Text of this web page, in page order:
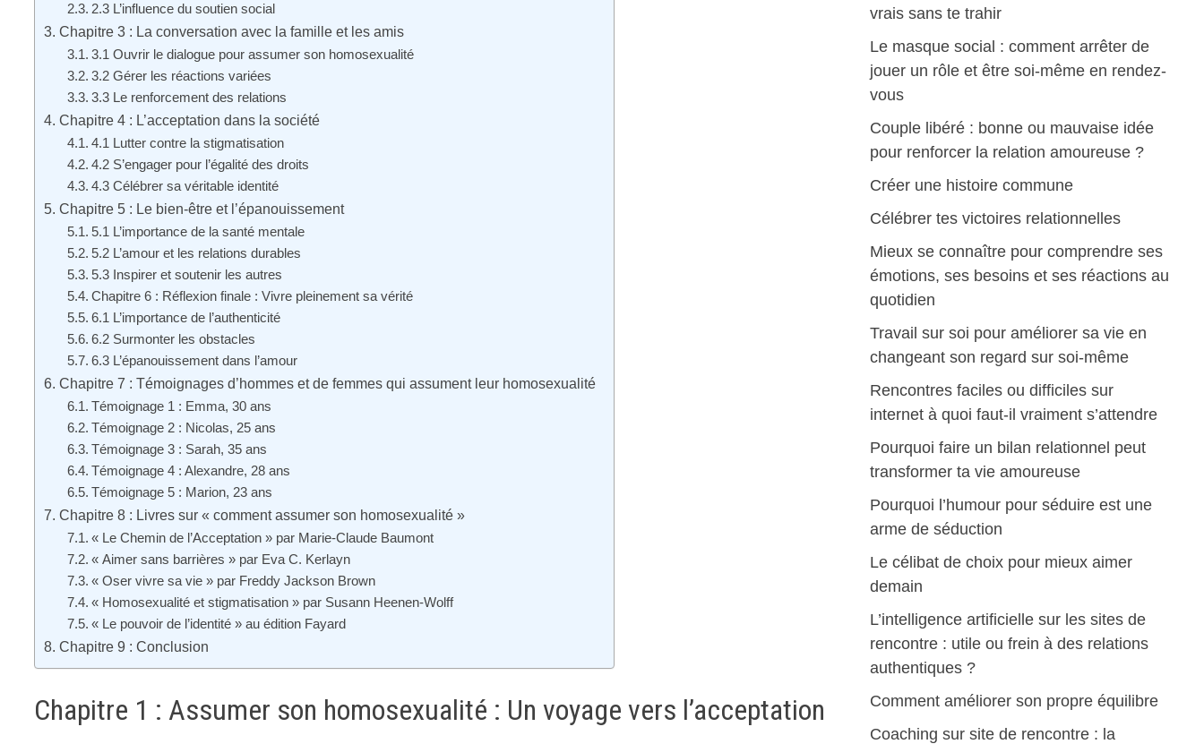
2.3 L’influence du soutien social
Chapitre 3 : La conversation avec la famille et les amis
3.1 Ouvrir le dialogue pour assumer son homosexualité
3.2 Gérer les réactions variées
3.3 Le renforcement des relations
Chapitre 4 : L’acceptation dans la société
4.1 Lutter contre la stigmatisation
4.2 S’engager pour l’égalité des droits
4.3 Célébrer sa véritable identité
Chapitre 5 : Le bien-être et l’épanouissement
5.1 L’importance de la santé mentale
5.2 L’amour et les relations durables
5.3 Inspirer et soutenir les autres
Chapitre 6 : Réflexion finale : Vivre pleinement sa vérité
6.1 L’importance de l’authenticité
6.2 Surmonter les obstacles
6.3 L’épanouissement dans l’amour
Chapitre 7 : Témoignages d’hommes et de femmes qui assument leur homosexualité
Témoignage 1 : Emma, 30 ans
Témoignage 2 : Nicolas, 25 ans
Témoignage 3 : Sarah, 35 ans
Témoignage 4 : Alexandre, 28 ans
Témoignage 5 : Marion, 23 ans
Chapitre 8 : Livres sur « comment assumer son homosexualité »
« Le Chemin de l’Acceptation » par Marie-Claude Baumont
« Aimer sans barrières » par Eva C. Kerlayn
« Oser vivre sa vie » par Freddy Jackson Brown
« Homosexualité et stigmatisation » par Susann Heenen-Wolff
« Le pouvoir de l’identité » au édition Fayard
Chapitre 9 : Conclusion
Chapitre 1 : Assumer son homosexualité : Un voyage vers l’acceptation
vrais sans te trahir
Le masque social : comment arrêter de
jouer un rôle et être soi-même en rendez-
vous
Couple libéré : bonne ou mauvaise idée
pour renforcer la relation amoureuse ?
Créer une histoire commune
Célébrer tes victoires relationnelles
Mieux se connaître pour comprendre ses
émotions, ses besoins et ses réactions au
quotidien
Travail sur soi pour améliorer sa vie en
changeant son regard sur soi-même
Rencontres faciles ou difficiles sur
internet à quoi faut-il vraiment s’attendre
Pourquoi faire un bilan relationnel peut
transformer ta vie amoureuse
Pourquoi l’humour pour séduire est une
arme de séduction
Le célibat de choix pour mieux aimer
demain
L’intelligence artificielle sur les sites de
rencontre : utile ou frein à des relations
authentiques ?
Comment améliorer son propre équilibre
Coaching sur site de rencontre : la